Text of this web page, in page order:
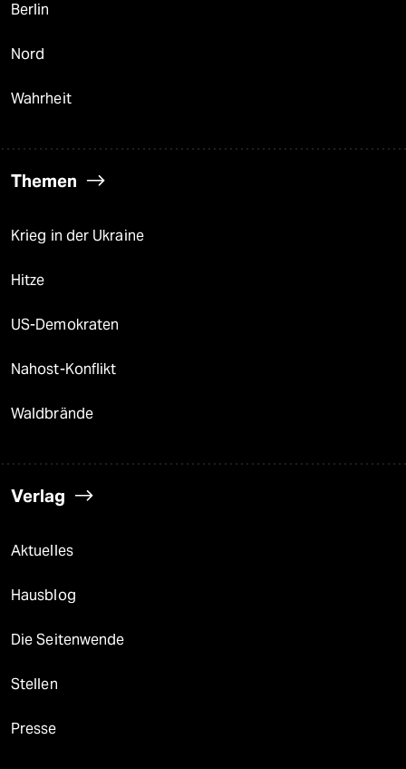
Berlin
Nord
Wahrheit
Themen
Krieg in der Ukraine
Hitze
US-Demokraten
Nahost-Konflikt
Waldbrände
Verlag
Aktuelles
Hausblog
Die Seitenwende
Stellen
Presse